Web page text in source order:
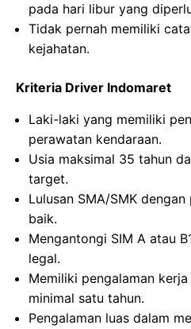
pada hari libur yang
Tidak pernah memiliki
kejahatan.
Kriteria Driver Indomaret
Laki-laki yang memiliki
perawatan kendaraan.
Usia maksimal 35 tahun
target.
Lulusan SMA/SMK
baik.
Mengantongi SIM A atau
legal.
Memiliki pengalaman
minimal satu tahun.
Pengalaman luas dalam